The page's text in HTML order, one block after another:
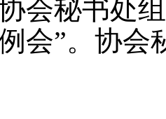
会秘书处
会”。协会